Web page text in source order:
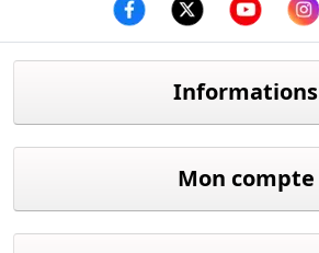
Informations
Mon compte